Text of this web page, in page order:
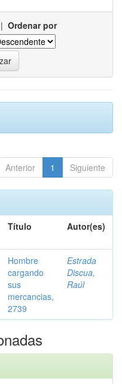
| Ordenar por
Anterior 1 Siguiente
Título Autor(es)
Hombre
cargando
sus
mercancias,
2739
Estrada
Discua,
Raúl